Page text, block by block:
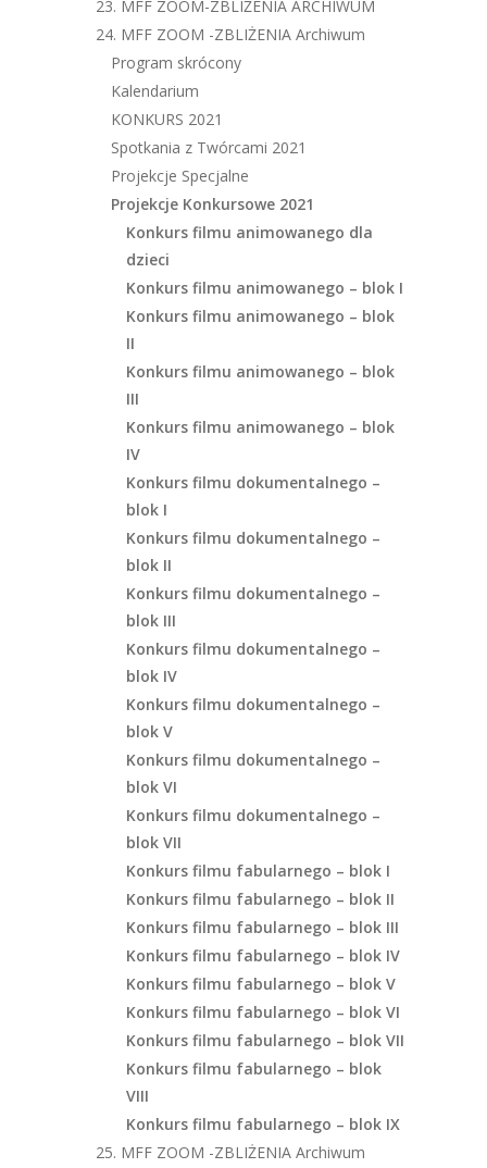
23. MFF ZOOM-ZBLIŻENIA ARCHIWUM
24. MFF ZOOM -ZBLIŻENIA Archiwum
Program skrócony
Kalendarium
KONKURS 2021
Spotkania z Twórcami 2021
Projekcje Specjalne
Projekcje Konkursowe 2021
Konkurs filmu animowanego dla
dzieci
Konkurs filmu animowanego – blok I
Konkurs filmu animowanego – blok
II
Konkurs filmu animowanego – blok
III
Konkurs filmu animowanego – blok
IV
Konkurs filmu dokumentalnego –
blok I
Konkurs filmu dokumentalnego –
blok II
Konkurs filmu dokumentalnego –
blok III
Konkurs filmu dokumentalnego –
blok IV
Konkurs filmu dokumentalnego –
blok V
Konkurs filmu dokumentalnego –
blok VI
Konkurs filmu dokumentalnego –
blok VII
Konkurs filmu fabularnego – blok I
Konkurs filmu fabularnego – blok II
Konkurs filmu fabularnego – blok III
Konkurs filmu fabularnego – blok IV
Konkurs filmu fabularnego – blok V
Konkurs filmu fabularnego – blok VI
Konkurs filmu fabularnego – blok VII
Konkurs filmu fabularnego – blok
VIII
Konkurs filmu fabularnego – blok IX
25. MFF ZOOM -ZBLIŻENIA Archiwum